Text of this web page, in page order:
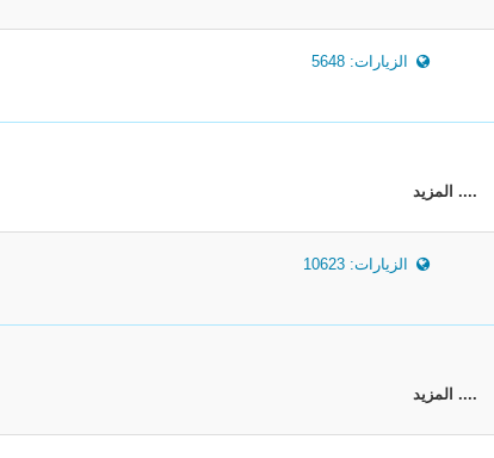
الزيارات: 5648
.... المزيد
الزيارات: 10623
.... المزيد